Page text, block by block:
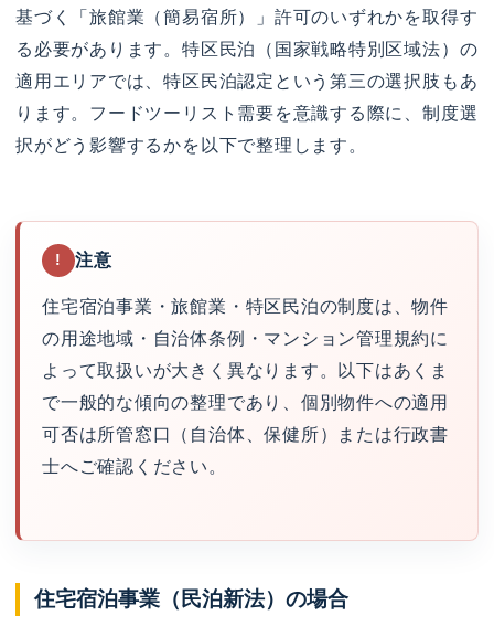
基づく「旅館業（簡易宿所）」許可のいずれかを取得す
る必要があります。特区民泊（国家戦略特別区域法）の
適用エリアでは、特区民泊認定という第三の選択肢もあ
ります。フードツーリスト需要を意識する際に、制度選
択がどう影響するかを以下で整理します。
! 注意
住宅宿泊事業・旅館業・特区民泊の制度は、物件
の用途地域・自治体条例・マンション管理規約に
よって取扱いが大きく異なります。以下はあくま
で一般的な傾向の整理であり、個別物件への適用
可否は所管窓口（自治体、保健所）または行政書
士へご確認ください。
住宅宿泊事業（民泊新法）の場合